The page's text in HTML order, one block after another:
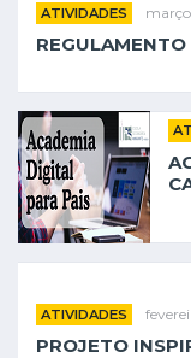
ATIVIDADES
REGULAMENTO
ATIVIDADES
PROJETO